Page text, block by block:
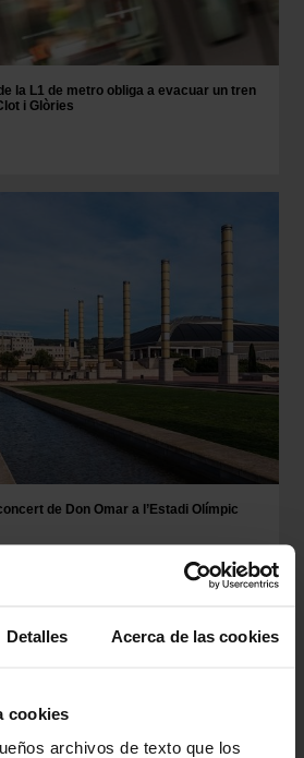
Detalles Acerca de las cookies
cookies
archivos de texto que los
la L1 de metro obliga a evacuar un tren
i Glòries
de Don Omar a l’Estadi Olímpic